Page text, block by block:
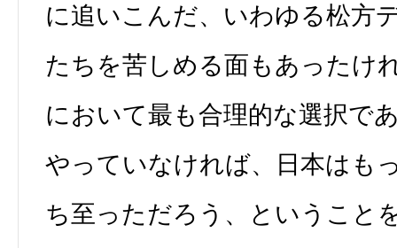
に追いこんだ、いわゆる松方
たちを苦しめる面もあったけ
において最も合理的な選択で
やっていなければ、日本はも
ち至っただろう、ということ